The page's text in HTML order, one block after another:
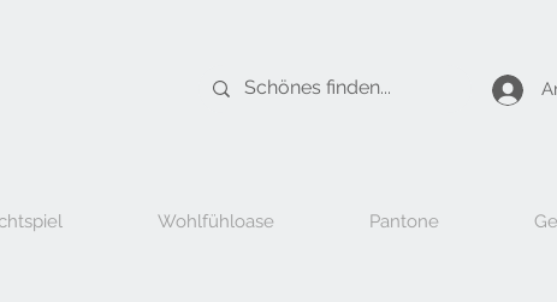
Wohlfühloase Pantone